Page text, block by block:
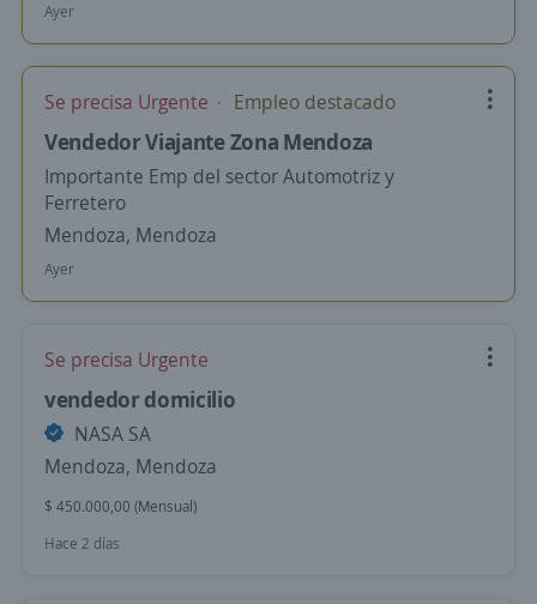
Ayer
Se precisa Urgente Empleo destacado
Vendedor Viajante Zona Mendoza
Importante Emp del sector Automotriz y
Ferretero
Mendoza, Mendoza
Ayer
Se precisa Urgente
vendedor domicilio
NASA SA
Mendoza, Mendoza
$ 450.000,00 (Mensual)
Hace 2 días